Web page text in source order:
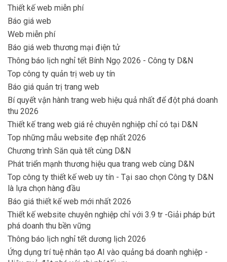
Thiết kế web miễn phí
Báo giá web
Web miễn phí
Báo giá web thương mại điện tử
Thông báo lịch nghỉ tết Bính Ngọ 2026 - Công ty D&N
Top công ty quản trị web uy tín
Báo giá quản trị trang web
Bí quyết vận hành trang web hiệu quả nhất để đột phá doanh
thu 2026
Thiết kế trang web giá rẻ chuyên nghiệp chỉ có tại D&N
Top những mẫu website đẹp nhất 2026
Chương trình Săn quà tết cùng D&N
Phát triển mạnh thương hiệu qua trang web cùng D&N
Top công ty thiết kế web uy tín - Tại sao chọn Công ty D&N
là lựa chọn hàng đầu
Báo giá thiết kế web mới nhất 2026
Thiết kế website chuyên nghiệp chỉ với 3.9 tr -Giải pháp bứt
phá doanh thu bền vững
Thông báo lịch nghỉ tết dương lịch 2026
Ứng dụng trí tuệ nhân tạo AI vào quảng bá doanh nghiệp -